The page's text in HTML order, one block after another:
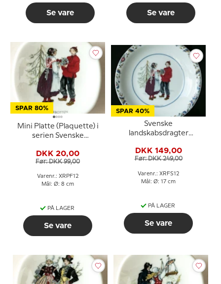
Se vare Se vare
SPAR 80%
Mini Platte (Plaquette) i
serien Svenske
Norrbotten
DKK 20,00
Før: DKK 99,00
Varenr.: XRPF12
Mål: Ø: 8 cm
PÅ LAGER
Se vare
SPAR 40%
Svenske
landskabsdragter
Norrbotten
DKK 149,00
Før: DKK 249,00
Varenr.: XRFS12
Mål: Ø: 17 cm
PÅ LAGER
Se vare